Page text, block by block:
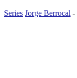
Series Jorge Berrocal -